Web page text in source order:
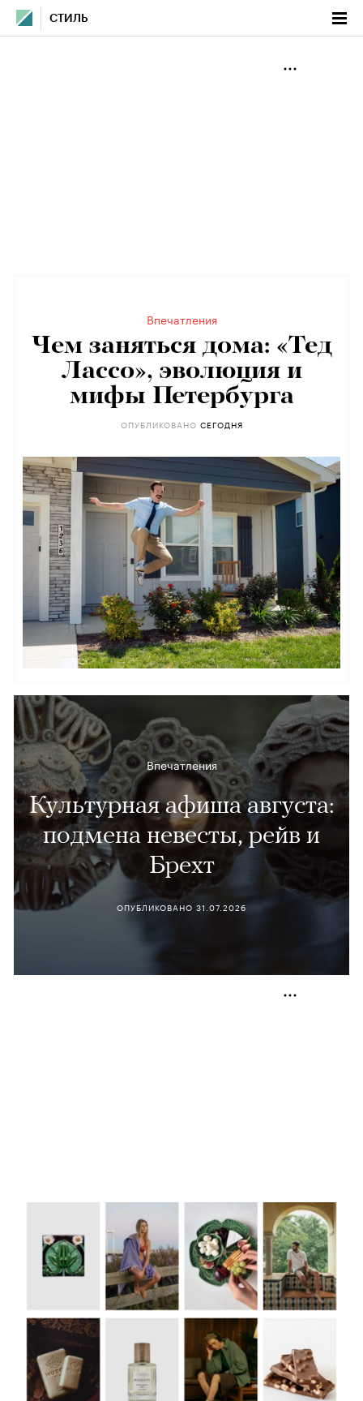
СТИЛЬ
Впечатления
Чем заняться дома: «Тед
Лассо», эволюция и
мифы Петербурга
ОПУБЛИКОВАНО CЕГОДНЯ
Впечатления
Культурная афиша августа:
подмена невесты, рейв и
Брехт
ОПУБЛИКОВАНО 31.07.2026